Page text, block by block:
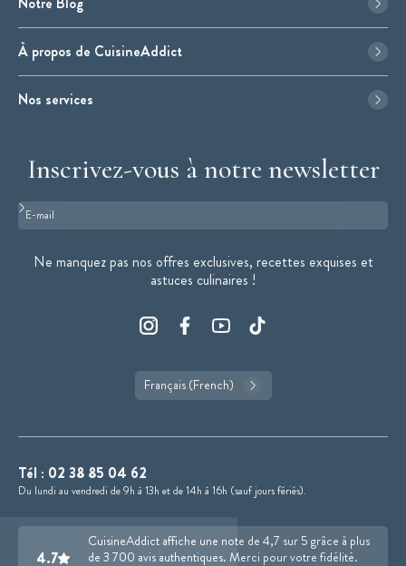
À propos de CuisineAddict
Nos services
Inscrivez-vous à notre newsletter
Format : adresse@email.com
Ne manquez pas nos offres exclusives, recettes exquises et
astuces culinaires !
Français (French)
Tél : 02 38 85 04 62
Du lundi au vendredi de 9h à 13h et de 14h à 16h (sauf jours fériés).
4.7
CuisineAddict affiche une note de 4,7 sur 5 grâce à plus
de 3 700 avis authentiques. Merci pour votre fidélité.